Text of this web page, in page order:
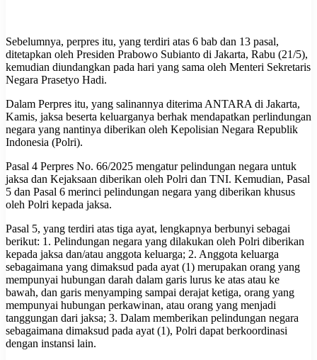
Sebelumnya, perpres itu, yang terdiri atas 6 bab dan 13 pasal,
ditetapkan oleh Presiden Prabowo Subianto di Jakarta, Rabu (21/5),
kemudian diundangkan pada hari yang sama oleh Menteri Sekretaris
Negara Prasetyo Hadi.
Dalam Perpres itu, yang salinannya diterima ANTARA di Jakarta,
Kamis, jaksa beserta keluarganya berhak mendapatkan perlindungan
negara yang nantinya diberikan oleh Kepolisian Negara Republik
Indonesia (Polri).
Pasal 4 Perpres No. 66/2025 mengatur pelindungan negara untuk
jaksa dan Kejaksaan diberikan oleh Polri dan TNI. Kemudian, Pasal
5 dan Pasal 6 merinci pelindungan negara yang diberikan khusus
oleh Polri kepada jaksa.
Pasal 5, yang terdiri atas tiga ayat, lengkapnya berbunyi sebagai
berikut: 1. Pelindungan negara yang dilakukan oleh Polri diberikan
kepada jaksa dan/atau anggota keluarga; 2. Anggota keluarga
sebagaimana yang dimaksud pada ayat (1) merupakan orang yang
mempunyai hubungan darah dalam garis lurus ke atas atau ke
bawah, dan garis menyamping sampai derajat ketiga, orang yang
mempunyai hubungan perkawinan, atau orang yang menjadi
tanggungan dari jaksa; 3. Dalam memberikan pelindungan negara
sebagaimana dimaksud pada ayat (1), Polri dapat berkoordinasi
dengan instansi lain.